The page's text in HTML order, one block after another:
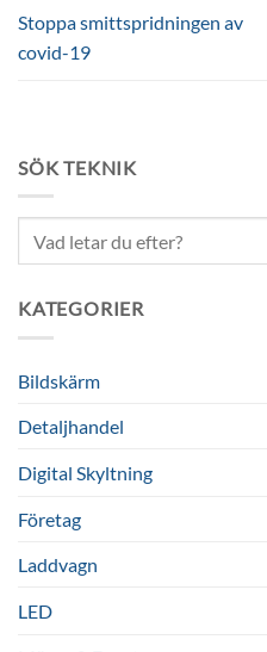
Stoppa smittspridningen av
covid-19
SÖK TEKNIK
KATEGORIER
Bildskärm
Detaljhandel
Digital Skyltning
Företag
Laddvagn
LED